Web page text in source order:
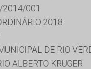
001
2018
DE RIO
ALBERTO KRUGER